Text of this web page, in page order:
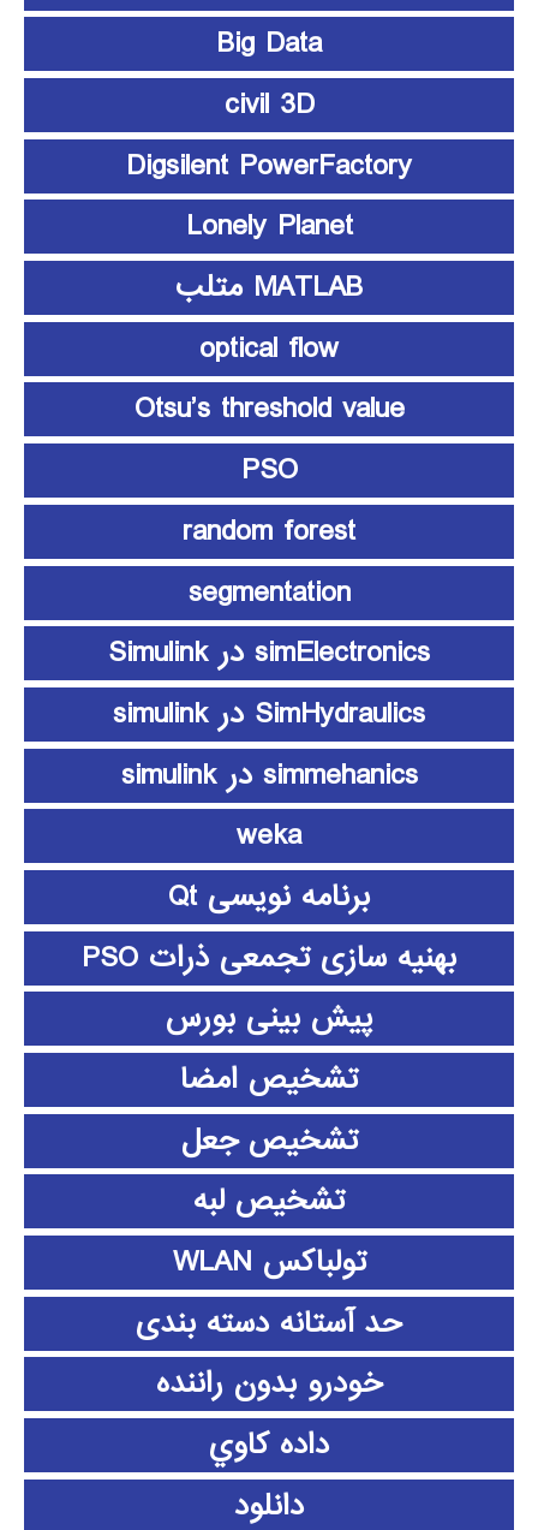
Big Data
civil 3D
Digsilent PowerFactory
Lonely Planet
MATLAB متلب
optical flow
Otsu’s threshold value
PSO
random forest
segmentation
simElectronics در Simulink
SimHydraulics در simulink
simmehanics در simulink
weka
برنامه نویسی Qt
بهنیه سازی تجمعی ذرات PSO
پیش بینی بورس
تشخیص امضا
تشخیص جعل
تشخیص لبه
تولباکس WLAN
حد آستانه دسته بندی
خودرو بدون راننده
داده كاوي
دانلود